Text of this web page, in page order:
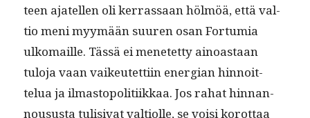
teen ajatellen oli ker­ras­saan hölmöä, että val­
tio meni myymään suuren osan For­tu­mia
ulko­maille. Tässä ei menetet­ty ain­oas­taan
tulo­ja vaan vaikeutet­ti­in ener­gian hin­noit­
telua ja ilmastopoli­ti­ikkaa. Jos rahat hin­nan­
nousus­ta tuli­si­vat val­ti­olle, se voisi korot­taa